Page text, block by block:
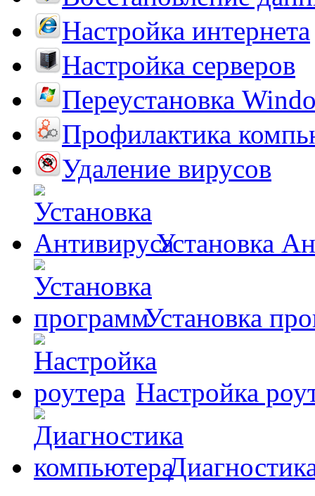
Настройка интернета
Настройка серверов
Переустановка
Профилактика
Удаление вирусов
Установка
Установка
Настройка